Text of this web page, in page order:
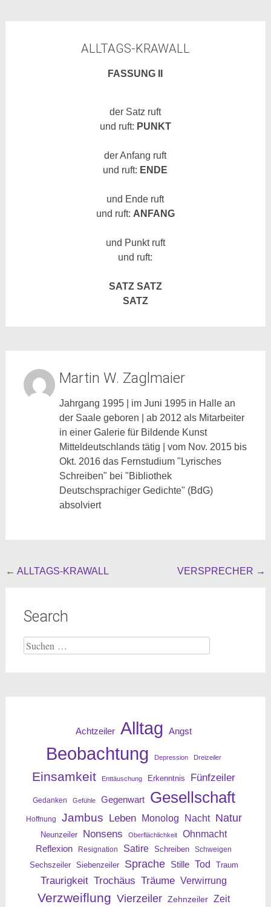
ALLTAGS-KRAWALL
FASSUNG II
der Satz ruft
und ruft: PUNKT
der Anfang ruft
und ruft: ENDE
und Ende ruft
und ruft: ANFANG
und Punkt ruft
und ruft:
SATZ SATZ
SATZ
Martin W. Zaglmaier
Jahrgang 1995 | im Juni 1995 in Halle an
der Saale geboren | ab 2012 als Mitarbeiter
in einer Galerie für Bildende Kunst
Mitteldeutschlands tätig | vom Nov. 2015 bis
Okt. 2016 das Fernstudium "Lyrisches
Schreiben" bei "Bibliothek
Deutschsprachiger Gedichte" (BdG)
absolviert
Beitragsnavigation
← ALLTAGS-KRAWALL VERSPRECHER →
Search
Suche
nach:
Achtzeiler Alltag Angst
Beobachtung Depression Dreizeiler
Einsamkeit Enttäuschung Erkenntnis Fünfzeiler
Gedanken Gefühle Gegenwart Gesellschaft
Hoffnung Jambus Leben Monolog Nacht Natur
Neunzeiler Nonsens Oberflächlichkeit
Ohnmacht
Reflexion
Resignation Satire Schreiben Schweigen
Sechszeiler Siebenzeiler Sprache Stille Tod Traum
Traurigkeit Trochäus Träume Verwirrung
Verzweiflung Vierzeiler Zehnzeiler Zeit